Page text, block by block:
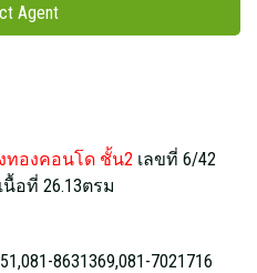
Agent
ทองคอนโด ชั้น2 เลขที่ 6/42
อที่ 26.13ตรม
8631369,081-7021716